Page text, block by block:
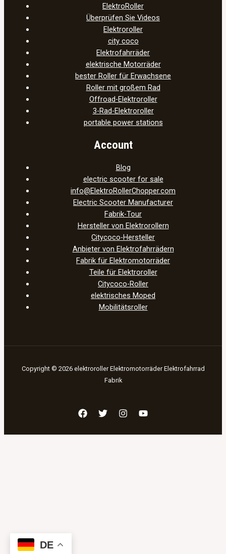
ElektroRoller
Überprüfen Sie Videos
Elektroroller
city coco
Elektrofahrräder
elektrische Motorräder
bester Roller für Erwachsene
Roller mit großem Rad
Offroad-Elektroroller
3-Rad-Elektroroller
portable power stations
Account
Blog
electric scooter for sale
info@ElektroRollerChopper.com
Electric Scooter Manufacturer
Fabrik-Tour
Hersteller von Elektrorollern
Citycoco-Hersteller
Anbieter von Elektrofahrrädern
Fabrik für Elektromotorräder
Teile für Elektroroller
Citycoco-Roller
elektrisches Moped
Mobilitätsroller
Copyright © 2026 elektroroller Elektromotorräder Elektrofahrrad
Fabrik
DE